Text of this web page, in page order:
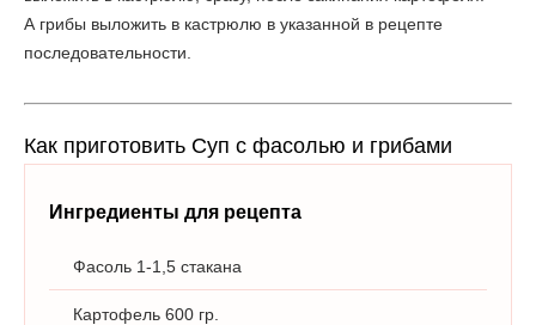
А грибы выложить в кастрюлю в указанной в рецепте
последовательности.
Как приготовить Суп с фасолью и грибами
Ингредиенты для рецепта
Фасоль 1-1,5 стакана
Картофель 600 гр.